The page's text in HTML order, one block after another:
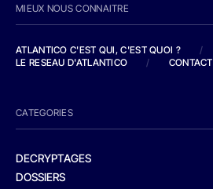
MIEUX NOUS CONNAITRE
ATLANTICO C'EST QUI, C'EST QUOI ?
/
LE RESEAU D'ATLANTICO
/ CONTACT
CATEGORIES
DECRYPTAGES
DOSSIERS